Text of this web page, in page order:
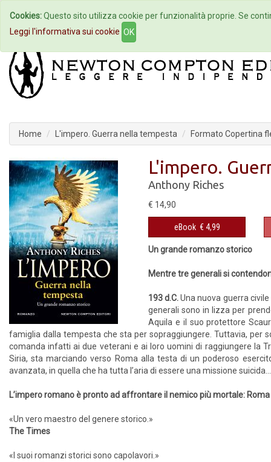
Home Autori Eventi
Home L'impero. Guerra nella tempesta Formato Copertina
L'impero.
Anthony Riches
€ 14,90
eBook € 4,99
Un grande romanzo storico
Mentre tre generali si
193 d.C.Una nuova guerra
generali sono in lizza per
Aquila e il suo protettore
famiglia dalla tempesta che sta per sopraggiungere. Tuttavia, per
comanda infatti ai due veterani e ai loro uomini di raggiungere la
Siria, sta marciando verso Roma alla testa di un poderoso
avanzata, in quella che ha tutta l’aria di essere una missione suicida...
L’impero romano è pronto ad affrontare il nemico più mortale:
«Un vero maestro del genere storico.»
The Times
«I suoi romanzi storici sono capolavori.»
Cookies:Questo sito utilizza cookie per funzionalità proprie. Se
Leggi l'informativa sui cookie OK